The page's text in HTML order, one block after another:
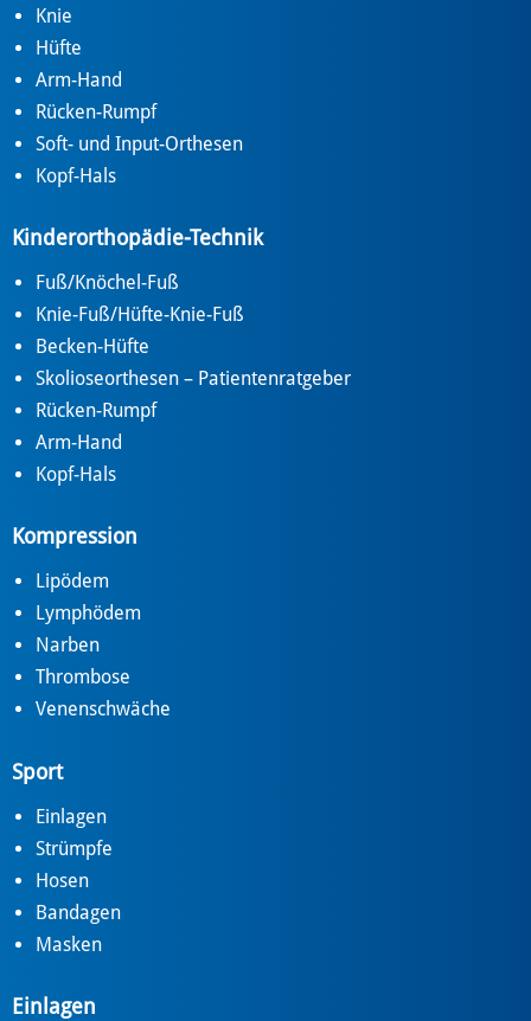
Knie
Hüfte
Arm-Hand
Rücken-Rumpf
Soft- und Input-Orthesen
Kopf-Hals
Kinderorthopädie-Technik
Fuß/Knöchel-Fuß
Knie-Fuß/Hüfte-Knie-Fuß
Becken-Hüfte
Skolioseorthesen – Patientenratgeber
Rücken-Rumpf
Arm-Hand
Kopf-Hals
Kompression
Lipödem
Lymphödem
Narben
Thrombose
Venenschwäche
Sport
Einlagen
Strümpfe
Hosen
Bandagen
Masken
Einlagen